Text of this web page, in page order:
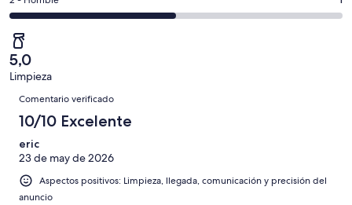
con
una
puntuación
de
10
Excelente
de
con
una
puntuación
Bueno
total
de
2
con
una
puntuación
de
Normal
de
total
de
2
puntuación
de
Mediocre
comentarios
de
un
total
de
con
puntuación
de
5,0
Limpieza
Comentarios
Comentario verificado
10/10 Excelente
eric
23 de may de 2026
Aspectos positivos: Limpieza, llegada, comunicación y precisión del
anuncio